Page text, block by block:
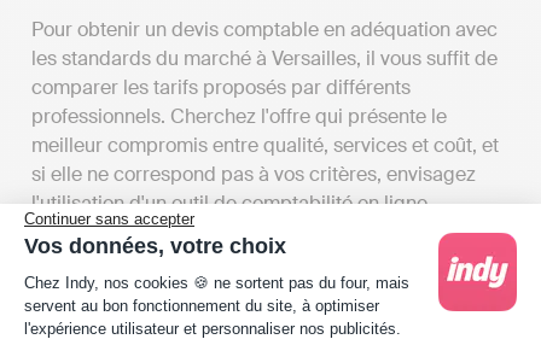
Continuer sans accepter
Vos données, votre choix
Plateforme de Gestion du Consentement :
Chez Indy, nos cookies 🍪 ne sortent pas du four, mais
servent au bon fonctionnement du site, à optimiser
l'expérience utilisateur et personnaliser nos publicités.
Pour obtenir un devis comptable en adéquation avec
les standards du marché à Versailles, il vous suffit de
comparer les tarifs proposés par différents
professionnels. Cherchez l'offre qui présente le
meilleur compromis entre qualité, services et coût, et
si elle ne correspond pas à vos critères, envisagez
l'utilisation d'un outil de comptabilité en ligne.
Comparer les honoraires des
experts-comptables à Versailles